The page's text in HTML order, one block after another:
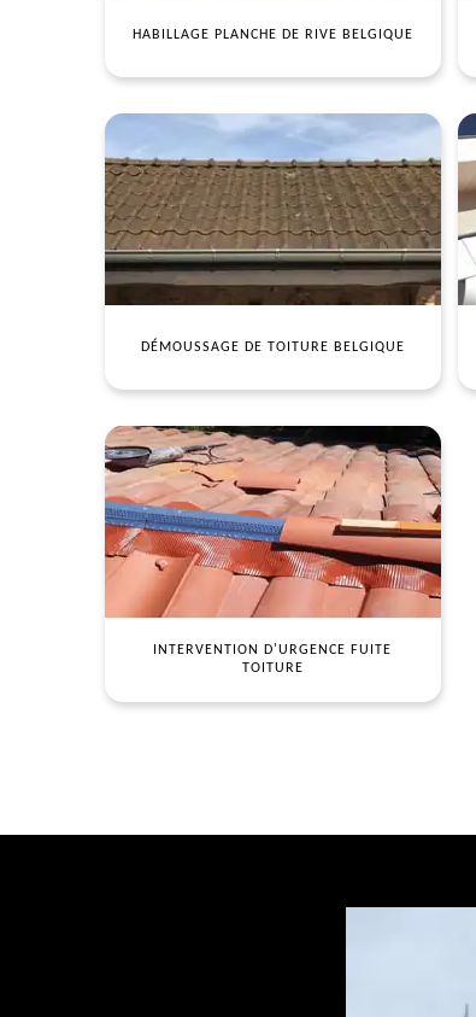
HABILLAGE PLANCHE DE RIVE BELGIQUE
DÉMOUSSAGE DE TOITURE BELGIQUE
INTERVENTION D'URGENCE FUITE
TOITURE